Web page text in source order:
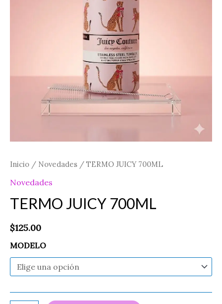
Inicio / Novedades / TERMO JUICY 700ML
Novedades
TERMO JUICY 700ML
$125.00
MODELO